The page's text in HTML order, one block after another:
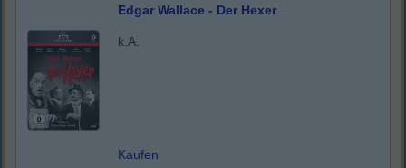
Edgar Wallace - Der Hexer
k.A.
Kaufen